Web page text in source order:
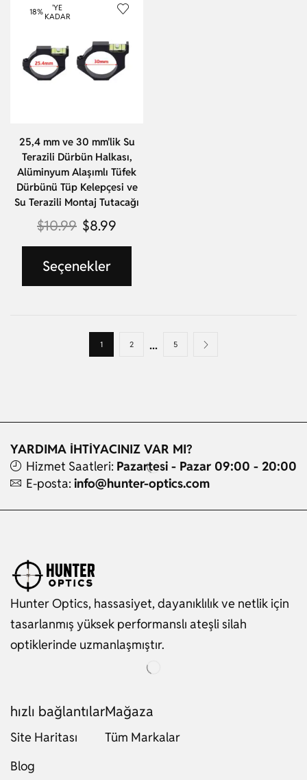
18%
'YE
KADAR
25,4 mm ve 30 mm'lik Su
Terazili Dürbün Halkası,
Alüminyum Alaşımlı Tüfek
Dürbünü Tüp Kelepçesi ve
Su Terazili Montaj Tutacağı
$10.99 $8.99
Seçenekler
1 2 ... 5
YARDIMA İHTİYACINIZ VAR MI?
Hizmet Saatleri: Pazartesi - Pazar 09:00 - 20:00
E-posta: info@hunter-optics.com
Hunter Optics, hassasiyet, dayanıklılık ve netlik için
tasarlanmış yüksek performanslı ateşli silah
optiklerinde uzmanlaşmıştır.
hızlı bağlantılar
Site Haritası
Blog
Mağaza
Tüm Markalar